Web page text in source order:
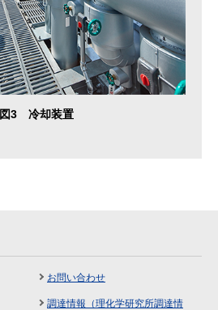
図3 冷却装置
お問い合わせ
調達情報（理化学研究所調達情